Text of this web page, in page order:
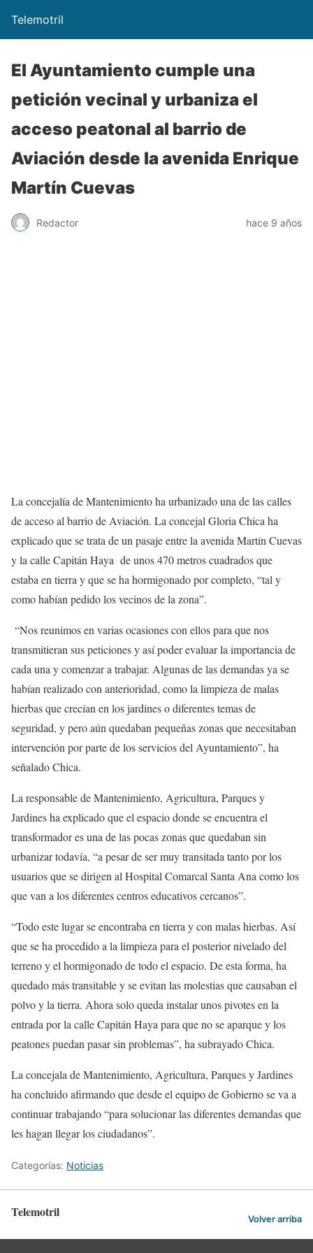
Telemotril
El Ayuntamiento cumple una
petición vecinal y urbaniza el
acceso peatonal al barrio de
Aviación desde la avenida Enrique
Martín Cuevas
Redactor hace 9 años
La concejalía de Mantenimiento ha urbanizado una de las calles
de acceso al barrio de Aviación. La concejal Gloria Chica ha
explicado que se trata de un pasaje entre la avenida Martín Cuevas
y la calle Capitán Haya de unos 470 metros cuadrados que
estaba en tierra y que se ha hormigonado por completo, “tal y
como habían pedido los vecinos de la zona”.
“Nos reunimos en varias ocasiones con ellos para que nos
transmitieran sus peticiones y así poder evaluar la importancia de
cada una y comenzar a trabajar. Algunas de las demandas ya se
habían realizado con anterioridad, como la limpieza de malas
hierbas que crecían en los jardines o diferentes temas de
seguridad, y pero aún quedaban pequeñas zonas que necesitaban
intervención por parte de los servicios del Ayuntamiento”, ha
señalado Chica.
La responsable de Mantenimiento, Agricultura, Parques y
Jardines ha explicado que el espacio donde se encuentra el
transformador es una de las pocas zonas que quedaban sin
urbanizar todavía, “a pesar de ser muy transitada tanto por los
usuarios que se dirigen al Hospital Comarcal Santa Ana como los
que van a los diferentes centros educativos cercanos”.
“Todo este lugar se encontraba en tierra y con malas hierbas. Así
que se ha procedido a la limpieza para el posterior nivelado del
terreno y el hormigonado de todo el espacio. De esta forma, ha
quedado más transitable y se evitan las molestias que causaban el
polvo y la tierra. Ahora solo queda instalar unos pivotes en la
entrada por la calle Capitán Haya para que no se aparque y los
peatones puedan pasar sin problemas”, ha subrayado Chica.
La concejala de Mantenimiento, Agricultura, Parques y Jardines
ha concluido afirmando que desde el equipo de Gobierno se va a
continuar trabajando “para solucionar las diferentes demandas que
les hagan llegar los ciudadanos”.
Categorías: Noticias
Telemotril Volver arriba